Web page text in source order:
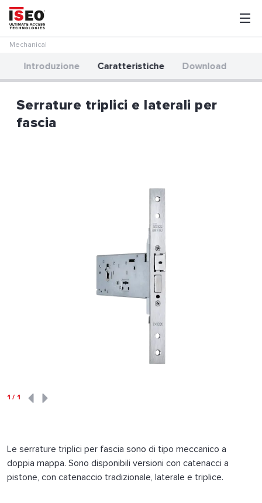
Mechanical
Introduzione Caratteristiche Download
Serrature triplici e laterali per
fascia
1 / 1
Le serrature triplici per fascia sono di tipo meccanico a
doppia mappa. Sono disponibili versioni con catenacci a
pistone, con catenaccio tradizionale, laterale e triplice.